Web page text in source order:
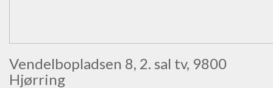
Vendelbopladsen 8, 2. sal tv, 9800
Hjørring